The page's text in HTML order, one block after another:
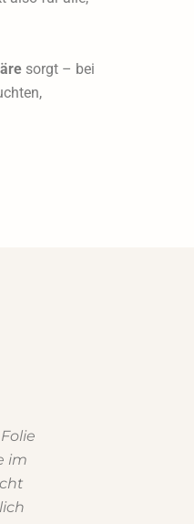
sorgt – bei
im